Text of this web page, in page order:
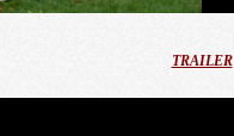
TRAILER